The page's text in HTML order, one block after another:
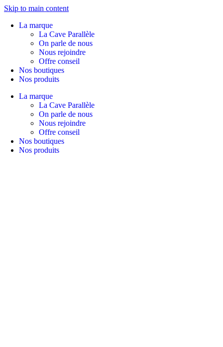
Skip to main content
La marque
La Cave Parallèle
On parle de nous
Nous rejoindre
Offre conseil
Nos boutiques
Nos produits
La marque
La Cave Parallèle
On parle de nous
Nous rejoindre
Offre conseil
Nos boutiques
Nos produits